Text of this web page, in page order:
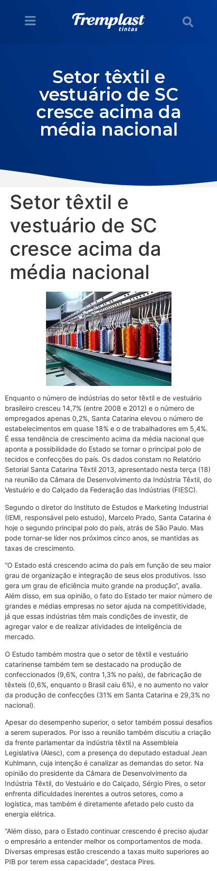
Setor têxtil e
vestuário de SC
cresce acima da
média nacional
Setor têxtil e
vestuário de SC
cresce acima da
média nacional
Enquanto o número de indústrias do setor têxtil e de vestuário
brasileiro cresceu 14,7% (entre 2008 e 2012) e o número de
empregados apenas 0,2%, Santa Catarina elevou o número de
estabelecimentos em quase 18% e o de trabalhadores em 5,4%.
É essa tendência de crescimento acima da média nacional que
aponta a possibilidade do Estado se tornar o principal polo de
tecidos e confecções do país. Os dados constam no Relatório
Setorial Santa Catarina Têxtil 2013, apresentado nesta terça (18)
na reunião da Câmara de Desenvolvimento da Indústria Têxtil, do
Vestuário e do Calçado da Federação das Indústrias (FIESC).
Segundo o diretor do Instituto de Estudos e Marketing Industrial
(IEMI, responsável pelo estudo), Marcelo Prado, Santa Catarina é
hoje o segundo principal polo do país, atrás de São Paulo. Mas
pode tornar-se líder nos próximos cinco anos, se mantidas as
taxas de crescimento.
“O Estado está crescendo acima do país em função de seu maior
grau de organização e integração de seus elos produtivos. Isso
gera um grau de eficiência muito grande na produção”, avalia.
Além disso, em sua opinião, o fato do Estado ter maior número de
grandes e médias empresas no setor ajuda na competitividade,
já que essas indústrias têm mais condições de investir, de
agregar valor e de realizar atividades de inteligência de
mercado.
O Estudo também mostra que o setor de têxtil e vestuário
catarinense também tem se destacado na produção de
confeccionados (9,6%, contra 1,3% no país), de fabricação de
têxteis (0,6%, enquanto o Brasil caiu 6%), e no aumento no valor
da produção de confecções (31% em Santa Catarina e 29,3% no
nacional).
Apesar do desempenho superior, o setor também possui desafios
a serem superados. Por isso a reunião também discutiu a criação
da frente parlamentar da indústria têxtil na Assembleia
Legislativa (Alesc), com a presença do deputado estadual Jean
Kuhlmann, cuja intenção é canalizar as demandas do setor. Na
opinião do presidente da Câmara de Desenvolvimento da
Indústria Têxtil, do Vestuário e do Calçado, Sérgio Pires, o setor
enfrenta dificuldades inerentes a outros setores, como a
logística, mas também é diretamente afetado pelo custo da
energia elétrica.
“Além disso, para o Estado continuar crescendo é preciso ajudar
o empresário a entender melhor os comportamentos de moda.
Diversas empresas estão crescendo a taxas muito superiores ao
PIB por terem essa capacidade”, destaca Pires.